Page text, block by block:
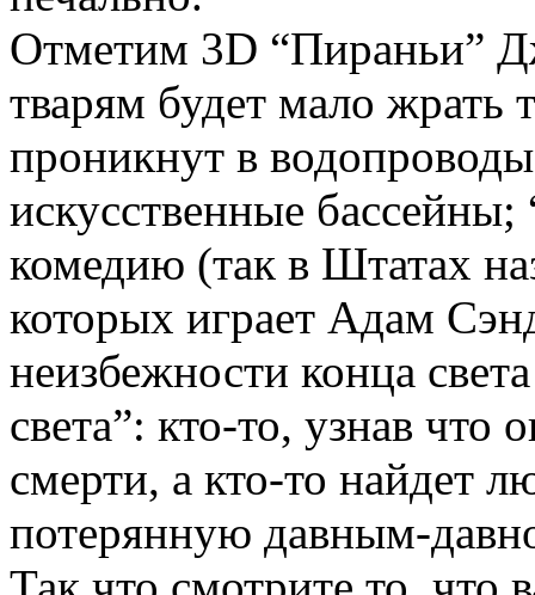
Отметим 3D “Пираньи”
тварям будет мало жрать
проникнут в
искусственные
комедию (так в Штатах
которых играет Адам
неизбежности конца
света”: кто-то, узнав что
смерти, а кто-то найдет
потерянную давным-